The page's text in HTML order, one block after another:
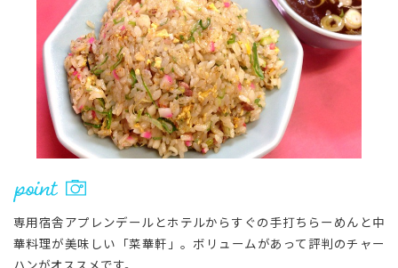
専用宿舎アプレンデールとホテルからすぐの手打ちらーめんと中
華料理が美味しい「菜華軒」。ボリュームがあって評判のチャー